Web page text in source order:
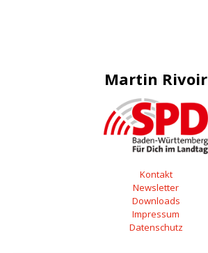
Martin Rivoir
Kontakt
Newsletter
Downloads
Impressum
Datenschutz